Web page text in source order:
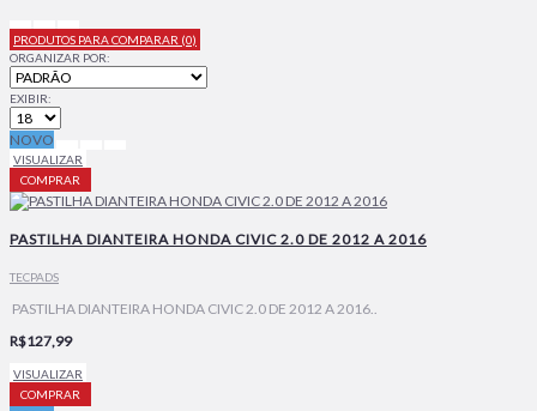
PRODUTOS PARA COMPARAR (0)
ORGANIZAR POR:
EXIBIR:
NOVO
VISUALIZAR
COMPRAR
PASTILHA DIANTEIRA HONDA CIVIC 2.0 DE 2012 A 2016
TECPADS
PASTILHA DIANTEIRA HONDA CIVIC 2.0 DE 2012 A 2016..
R$127,99
VISUALIZAR
COMPRAR